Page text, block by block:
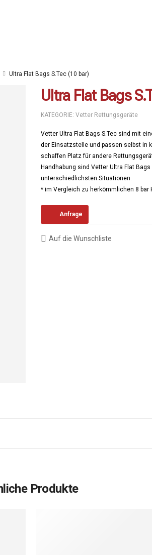
Ultra Flat Bags S.Tec (10 bar)
Ultra Flat Bags
KATEGORIE: Vetter Rettungsgeräte
Vetter Ultra Flat Bags S.Tec sind mit
der Einsatzstelle und passen selbst in
schaffen Platz für andere
Handhabung sind Vetter Ultra Flat
unterschiedlichsten Situationen.
* im Vergleich zu herkömmlichen 8 bar
Anfrage
Auf die Wunschliste
Produkte